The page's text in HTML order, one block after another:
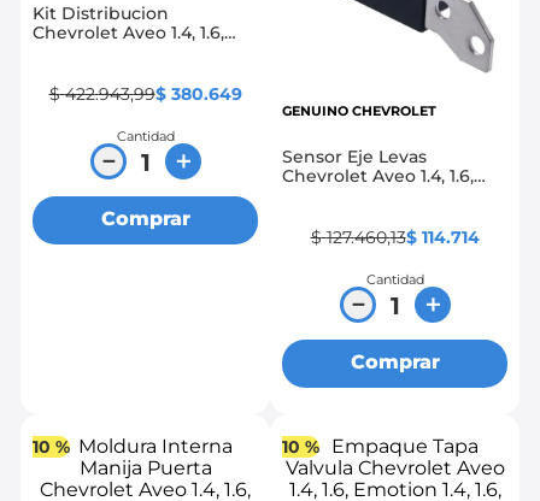
Kit Distribucion
Chevrolet Aveo 1.4, 1.6,
$ 422.943,99$ 380.649
Cantidad
＋
－
Comprar
GENUINO CHEVROLET
Sensor Eje Levas
Chevrolet Aveo 1.4, 1.6,
$ 127.460,13$ 114.714
Cantidad
＋
－
Comprar
10 % 10 %